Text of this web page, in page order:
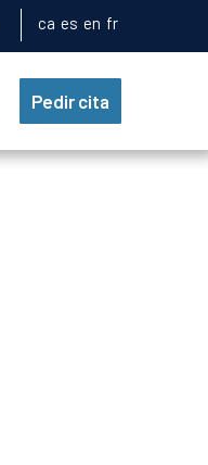
ca es en fr
Pedir cita